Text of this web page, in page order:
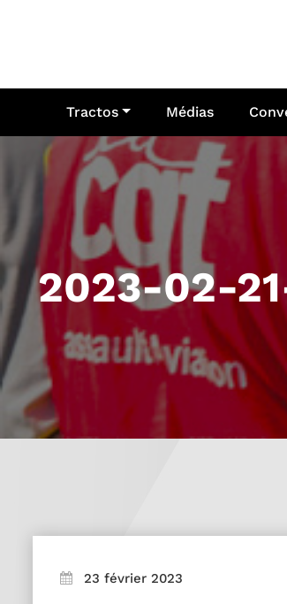
Tractos Médias
2023-02-
23 février 2023